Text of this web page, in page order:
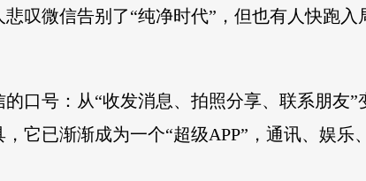
叹微信告别了“纯净时代”，但也有人快跑
口号：从“收发消息、拍照分享、联系朋友
它已渐渐成为一个“超级APP”，通讯、娱